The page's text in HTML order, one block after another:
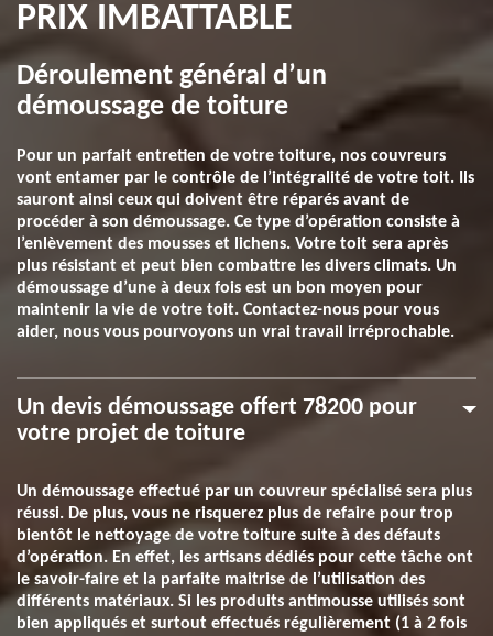
PRIX IMBATTABLE
Déroulement général d’un
démoussage de toiture
Pour un parfait entretien de votre toiture, nos couvreurs
vont entamer par le contrôle de l’intégralité de votre toit. Ils
sauront ainsi ceux qui doivent être réparés avant de
procéder à son démoussage. Ce type d’opération consiste à
l’enlèvement des mousses et lichens. Votre toit sera après
plus résistant et peut bien combattre les divers climats. Un
démoussage d’une à deux fois est un bon moyen pour
maintenir la vie de votre toit. Contactez-nous pour vous
aider, nous vous pourvoyons un vrai travail irréprochable.
Un devis démoussage offert 78200 pour
votre projet de toiture
Un démoussage effectué par un couvreur spécialisé sera plus
réussi. De plus, vous ne risquerez plus de refaire pour trop
bientôt le nettoyage de votre toiture suite à des défauts
d’opération. En effet, les artisans dédiés pour cette tâche ont
le savoir-faire et la parfaite maitrise de l’utilisation des
différents matériaux. Si les produits antimousse utilisés sont
bien appliqués et surtout effectués régulièrement (1 à 2 fois